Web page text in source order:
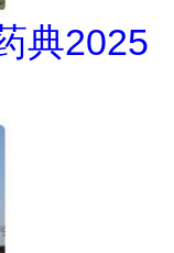
典2025